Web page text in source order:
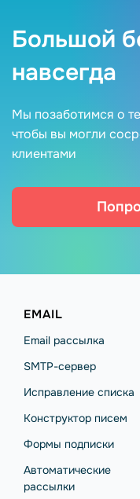
Большой
навсегда
Мы позаботимся о
чтобы вы могли
клиентами
EMAIL
Email рассылка
SMTP-сервер
Исправление списка
Конструктор писем
Формы подписки
Автоматические
рассылки